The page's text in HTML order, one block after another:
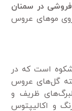
در سمنان
مو‌های عروس
است که در
گل‌های عروس
ظریف و
و اکالیپتوس